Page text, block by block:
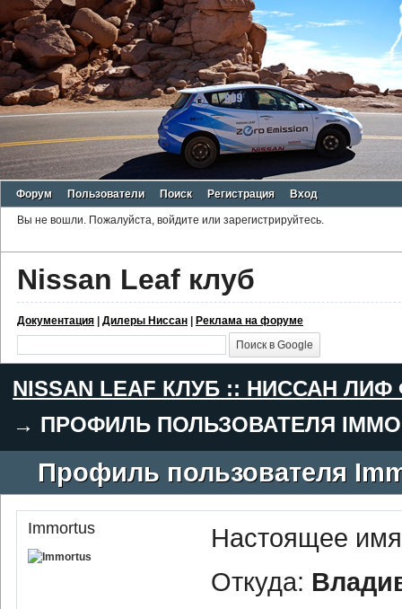
Форум Пользователи Поиск Регистрация Вход
Вы не вошли. Пожалуйста, войдите или зарегистрируйтесь.
Nissan Leaf клуб
Документация | Дилеры Ниссан | Реклама на форуме
NISSAN LEAF КЛУБ :: НИССАН
→ ПРОФИЛЬ ПОЛЬЗОВАТЕЛЯ
Профиль пользователя
Immortus
Настоящее
Откуда: